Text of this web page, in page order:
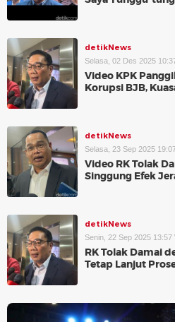
detikNews
Selasa, 02 Des 2025
Video KPK
Korupsi BJB,
detikNews
Selasa, 23 Sep 2025
Video RK Tolak
Singgung Efek
detikNews
Senin, 22 Sep 2025 13:57
RK Tolak Damai
Tetap Lanjut